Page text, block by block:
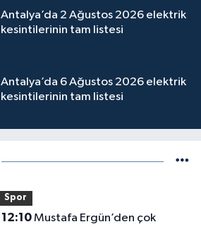
Antalya’da 2 Ağustos 2026 elektrik
kesintilerinin tam listesi
Antalya’da 6 Ağustos 2026 elektrik
kesintilerinin tam listesi
Spor
12:10Mustafa Ergün’den çok